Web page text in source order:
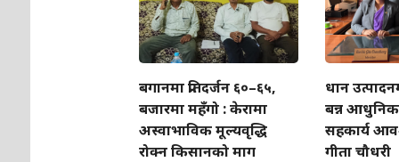
बगानमा प्रतिदर्जन ६०–६५,
बजारमा महँगो : केरामा
अस्वाभाविक मूल्यवृद्धि
रोक्न किसानको माग
धान
बन्न आधुनिक
सहकार्य
गीता चौधरी